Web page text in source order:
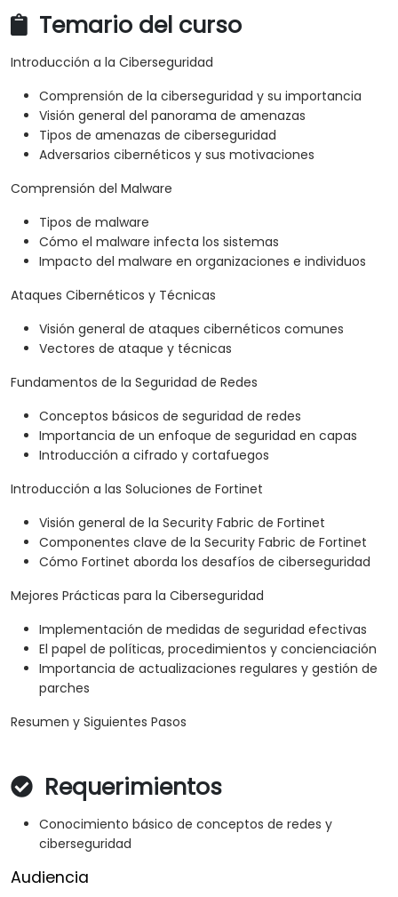
Temario del curso
Introducción a la Ciberseguridad
Comprensión de la ciberseguridad y su importancia
Visión general del panorama de amenazas
Tipos de amenazas de ciberseguridad
Adversarios cibernéticos y sus motivaciones
Comprensión del Malware
Tipos de malware
Cómo el malware infecta los sistemas
Impacto del malware en organizaciones e individuos
Ataques Cibernéticos y Técnicas
Visión general de ataques cibernéticos comunes
Vectores de ataque y técnicas
Fundamentos de la Seguridad de Redes
Conceptos básicos de seguridad de redes
Importancia de un enfoque de seguridad en capas
Introducción a cifrado y cortafuegos
Introducción a las Soluciones de Fortinet
Visión general de la Security Fabric de Fortinet
Componentes clave de la Security Fabric de Fortinet
Cómo Fortinet aborda los desafíos de ciberseguridad
Mejores Prácticas para la Ciberseguridad
Implementación de medidas de seguridad efectivas
El papel de políticas, procedimientos y concienciación
Importancia de actualizaciones regulares y gestión de
parches
Resumen y Siguientes Pasos
Requerimientos
Conocimiento básico de conceptos de redes y
ciberseguridad
Audiencia